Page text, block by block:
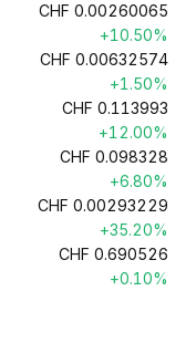
CHF 0.00260065
+10.50%
CHF 0.00632574
+1.50%
CHF 0.113993
+12.00%
CHF 0.098328
+6.80%
CHF 0.00293229
+35.20%
CHF 0.690526
+0.10%